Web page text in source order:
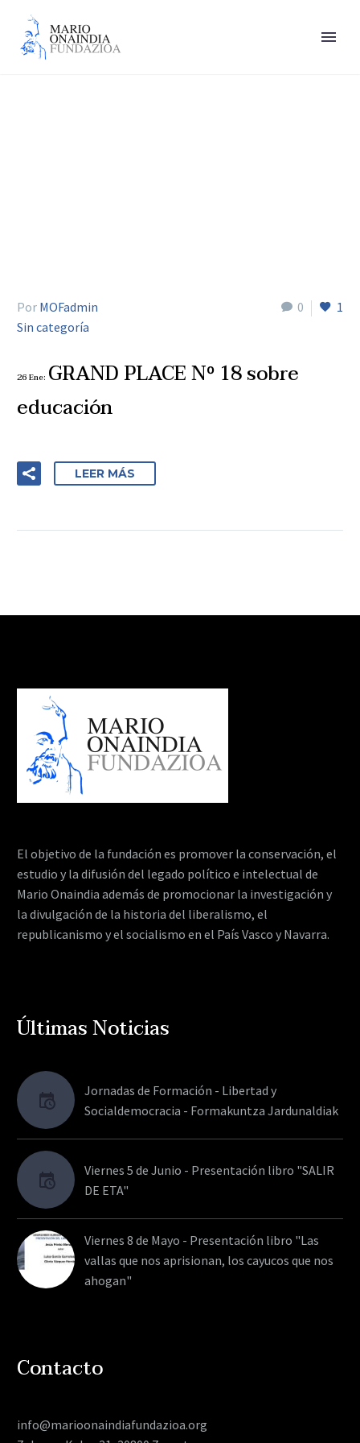
0 1
Por MOFadmin
Sin categoría
26 Ene: GRAND PLACE Nº 18 sobre
educación
LEER MÁS
El objetivo de la fundación es promover la conservación, el
estudio y la difusión del legado político e intelectual de
Mario Onaindia además de promocionar la investigación y
la divulgación de la historia del liberalismo, el
republicanismo y el socialismo en el País Vasco y Navarra.
Últimas Noticias
Jornadas de Formación - Libertad y
Socialdemocracia - Formakuntza Jardunaldiak
Viernes 5 de Junio - Presentación libro "SALIR
DE ETA"
Viernes 8 de Mayo - Presentación libro "Las
vallas que nos aprisionan, los cayucos que nos
ahogan"
Contacto
info@marioonaindiafundazioa.org